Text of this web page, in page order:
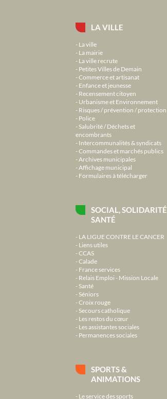
LA VILLE
La ville
La mairie
La ville recrute
Petites Villes de Demain
Commerce et artisanat
Enfance et jeunesse
Recensement citoyen
Urbanisme et Environnement
Risques / prévention / protection
Police
Salubrité / Déchets et
encombrants
Intercommunalités & syndicats
Commandes et marchés publics
Archives municipales
Affichage municipal
Formulaires à télécharger
SOCIAL, SOLIDARITÉ
SANTÉ
LA LIGUE CONTRE LE CANCER
Liens utiles
CCAS
Calade
France services
Relais Emploi - Mission Locale
Santé
Séniors
Croix rouge
Secours catholique
Les restos du cœur
Les assistantes sociales
Permanences sociales
SPORTS &
ANIMATIONS
Le service des sports